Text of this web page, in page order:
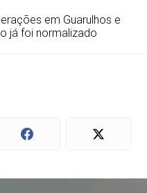
em Guarulhos e
já foi normalizado